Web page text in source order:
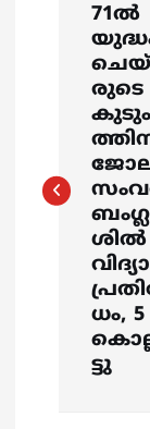
n
71ൽ
രുടെ
ശിൽ
ധം,
ട്ടു